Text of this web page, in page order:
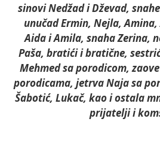
sinovi Nedžad i Dževad,
unučad Ermin, Nejla,
Aida i Amila, snaha Zerina,
Paša, bratići i bratične,
Mehmed sa porodicom,
porodicama, jetrva Naja sa
Šabotić, Lukač, kao i ostala
prijatelji i